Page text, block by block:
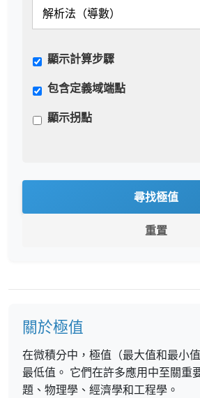
顯示計算步驟
包含定義域端點
顯示拐點
尋找極值
重置
關於極值
在微積分中，極值（最大值和最小
最低值。 它們在許多應用中至關重
題、物理學、經濟學和工程學。